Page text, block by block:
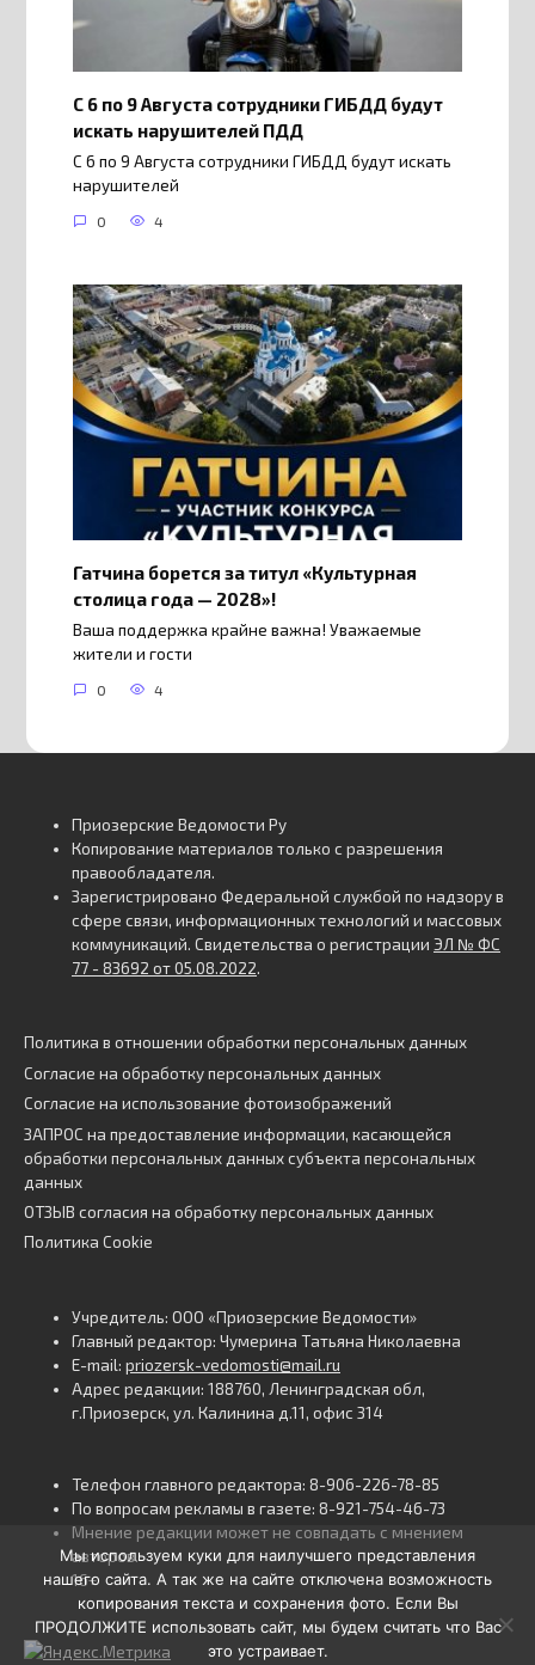
С 6 по 9 Августа сотрудники ГИБДД будут
искать нарушителей ПДД
С 6 по 9 Августа сотрудники ГИБДД будут искать
нарушителей
0 4
Гатчина борется за титул «Культурная
столица года — 2028»!
Ваша поддержка крайне важна! Уважаемые
жители и гости
0 4
Приозерские Ведомости Ру
Копирование материалов только с разрешения
правообладателя.
Зарегистрировано Федеральной службой по надзору в
сфере связи, информационных технологий и массовых
коммуникаций. Свидетельства о регистрации ЭЛ № ФС
77 - 83692 от 05.08.2022.
Политика в отношении обработки персональных данных
Согласие на обработку персональных данных
Согласие на использование фотоизображений
ЗАПРОС на предоставление информации, касающейся
обработки персональных данных субъекта персональных
данных
ОТЗЫВ согласия на обработку персональных данных
Политика Cookie
Учредитель: ООО «Приозерские Ведомости»
Главный редактор: Чумерина Татьяна Николаевна
E-mail: priozersk-vedomosti@mail.ru
Адрес редакции: 188760, Ленинградская обл,
г.Приозерск, ул. Калинина д.11, офис 314
Телефон главного редактора: 8-906-226-78-85
По вопросам рекламы в газете: 8-921-754-46-73
Мнение редакции может не совпадать с мнением
авторов.
16+
Мы используем куки для наилучшего представления
нашего сайта. А так же на сайте отключена возможность
копирования текста и сохранения фото. Если Вы
ПРОДОЛЖИТЕ использовать сайт, мы будем считать что Вас
это устраивает.